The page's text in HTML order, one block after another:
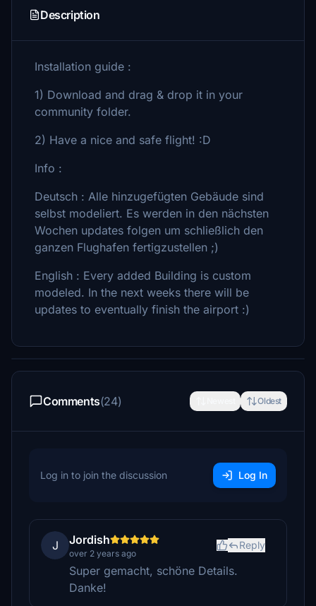
Description
Installation guide :
1) Download and drag & drop it in your
community folder.
2) Have a nice and safe flight! :D
Info :
Deutsch : Alle hinzugefügten Gebäude sind
selbst modeliert. Es werden in den nächsten
Wochen updates folgen um schließlich den
ganzen Flughafen fertigzustellen ;)
English : Every added Building is custom
modeled. In the next weeks there will be
updates to eventually finish the airport :)
Comments(24) Oldest
Log in to join the discussion Log In
J Jordish
over 2 years ago
Reply
Super gemacht, schöne Details.
Danke!